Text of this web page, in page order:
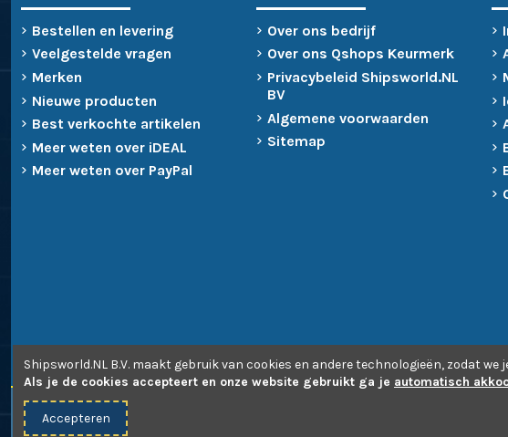
Bestellen en levering
Veelgestelde vragen
Merken
Nieuwe producten
Best verkochte artikelen
Meer weten over iDEAL
Meer weten over PayPal
Over ons bedrijf
Over ons Qshops Keurmerk
Privacybeleid Shipsworld.NL
BV
Algemene voorwaarden
Sitemap
© 2010-2026 - Shipsworld.NL B.V.
Shipsworld.NL B.V. maakt gebruik van cookies en andere technologieën, zodat
Als je de cookies accepteert en onze website gebruikt ga je automatisch
Accepteren